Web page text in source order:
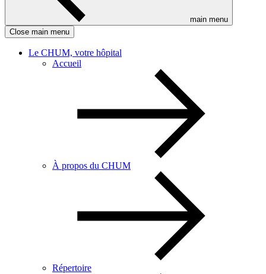
main menu
Close main menu
Le CHUM, votre hôpital
Accueil
À propos du CHUM
Répertoire